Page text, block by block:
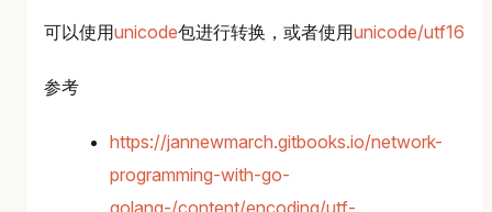
可以使用unicode包进行转换，或者使用unicode/utf16
参考
https://jannewmarch.gitbooks.io/network-
programming-with-go-